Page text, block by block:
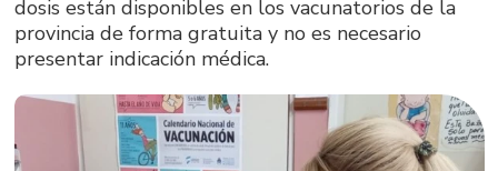
dosis están disponibles en los vacunatorios de la
provincia de forma gratuita y no es necesario
presentar indicación médica.